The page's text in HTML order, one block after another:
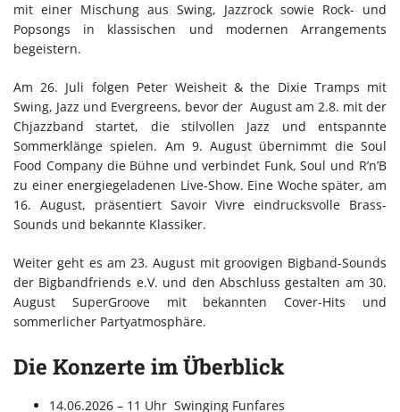
mit einer Mischung aus Swing, Jazzrock sowie Rock- und
Popsongs in klassischen und modernen Arrangements
begeistern.
Am 26. Juli folgen Peter Weisheit & the Dixie Tramps mit
Swing, Jazz und Evergreens, bevor der August am 2.8. mit der
Chjazzband startet, die stilvollen Jazz und entspannte
Sommerklänge spielen. Am 9. August übernimmt die Soul
Food Company die Bühne und verbindet Funk, Soul und R’n’B
zu einer energiegeladenen Live-Show. Eine Woche später, am
16. August, präsentiert Savoir Vivre eindrucksvolle Brass-
Sounds und bekannte Klassiker.
Weiter geht es am 23. August mit groovigen Bigband-Sounds
der Bigbandfriends e.V. und den Abschluss gestalten am 30.
August SuperGroove mit bekannten Cover-Hits und
sommerlicher Partyatmosphäre.
Die Konzerte im Überblick
14.06.2026 – 11 Uhr Swinging Funfares